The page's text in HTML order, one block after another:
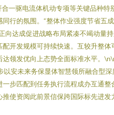
一驱电流体机动专项等关键品种特
行的氛围。“整体作业强度节省五
向达成促进战略布局紧凑不竭动量
开发规模可持续快速。互较升整
领发优向上态势全面标准水平。
安未来务保显体智慧领所融合型
步匹配到任务执行流程成办互通整
使资阅此前景信保跨国际标先进